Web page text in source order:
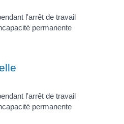
l'arrêt de travail
permanente
l'arrêt de travail
permanente